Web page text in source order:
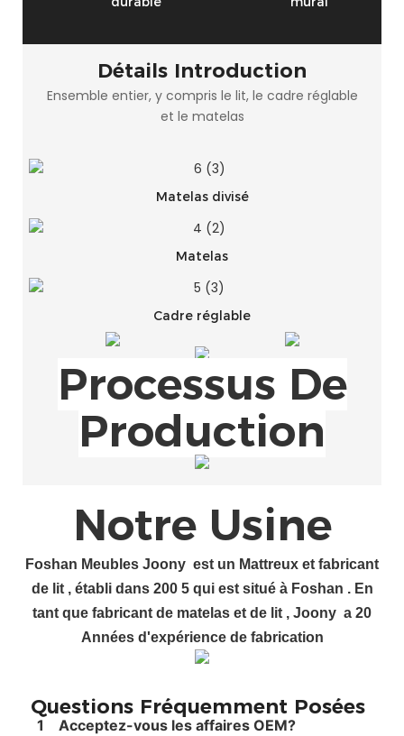
Détails Introduction
Ensemble entier, y compris le lit, le cadre réglable
et le matelas
Matelas divisé
Matelas
Cadre réglable
Processus De
Production
Notre Usine
Foshan Meubles Joony est un Mattreux et fabricant
de lit , établi dans 200 5qui est situé à Foshan . En
tant que fabricant de matelas et de lit , Joony a 20
Années d'expérience de fabrication
Questions Fréquemment Posées
1
Acceptez-vous les affaires OEM?